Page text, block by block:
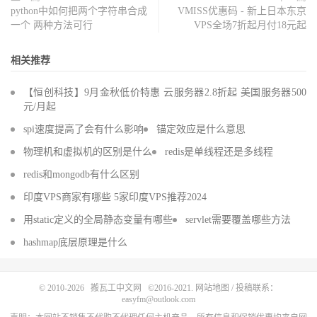
python中如何把两个字符串合成
一个 两种方法可行
VMISS优惠码 - 新上日本东京
VPS全场7折起月付18元起
相关推荐
【恒创科技】9月金秋低价特惠 云服务器2.8折起 美国服务器500
元/月起
spi速度提高了会有什么影响 锚定效应是什么意思
物理机和虚拟机的区别是什么 redis是单线程还是多线程
redis和mongodb有什么区别
印度VPS商家有哪些 5家印度VPS推荐2024
用static定义的全局静态变量有哪些 servlet需要覆盖哪些方法
hashmap底层原理是什么
© 2010-2026 搬瓦工中文网 ©2016-2021. 网站地图 / 投稿联系：
easyfm@outlook.com